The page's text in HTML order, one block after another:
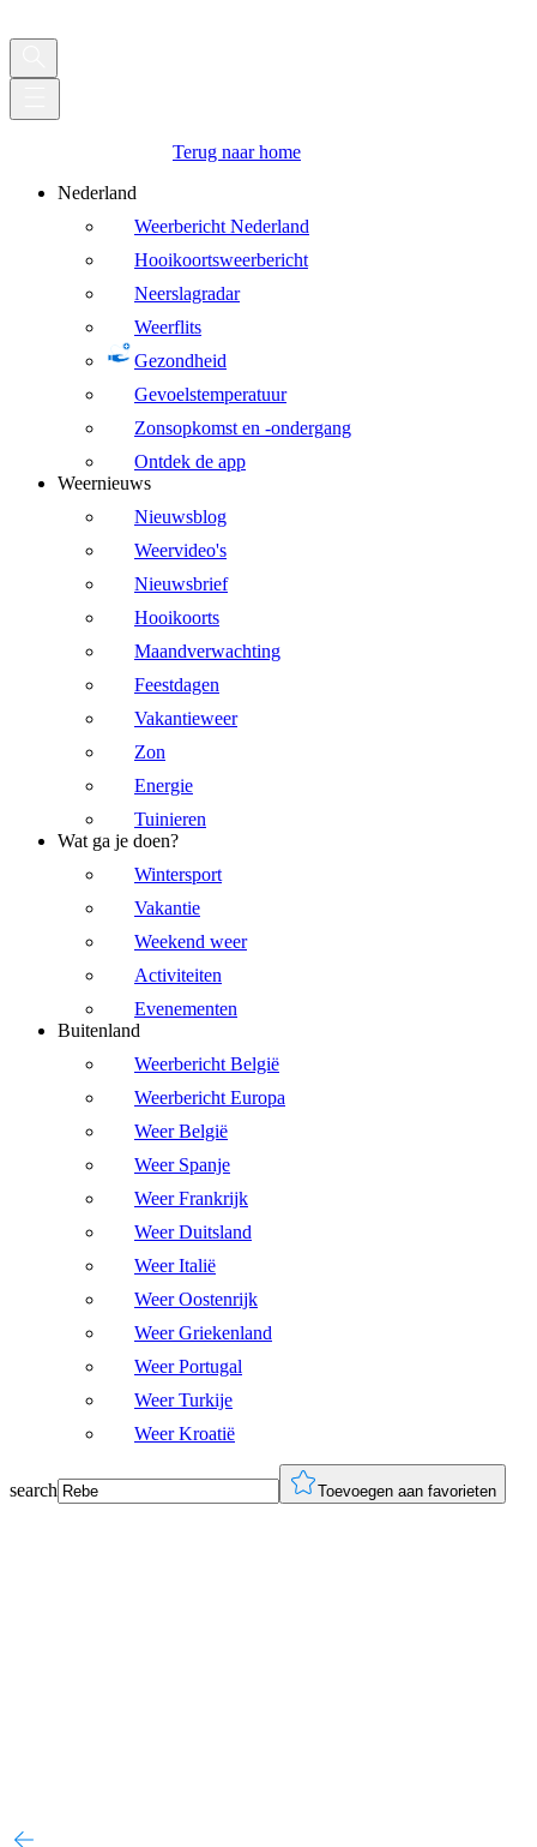
Terug naar home
Nederland
Weerbericht Nederland
Hooikoortsweerbericht
Neerslagradar
Weerflits
Gezondheid
Gevoelstemperatuur
Zonsopkomst en -ondergang
Ontdek de app
Weernieuws
Nieuwsblog
Weervideo's
Nieuwsbrief
Hooikoorts
Maandverwachting
Feestdagen
Vakantieweer
Zon
Energie
Tuinieren
Wat ga je doen?
Wintersport
Vakantie
Weekend weer
Activiteiten
Evenementen
Buitenland
Weerbericht België
Weerbericht Europa
Weer België
Weer Spanje
Weer Frankrijk
Weer Duitsland
Weer Italië
Weer Oostenrijk
Weer Griekenland
Weer Portugal
Weer Turkije
Weer Kroatië
search Toevoegen aan favorieten